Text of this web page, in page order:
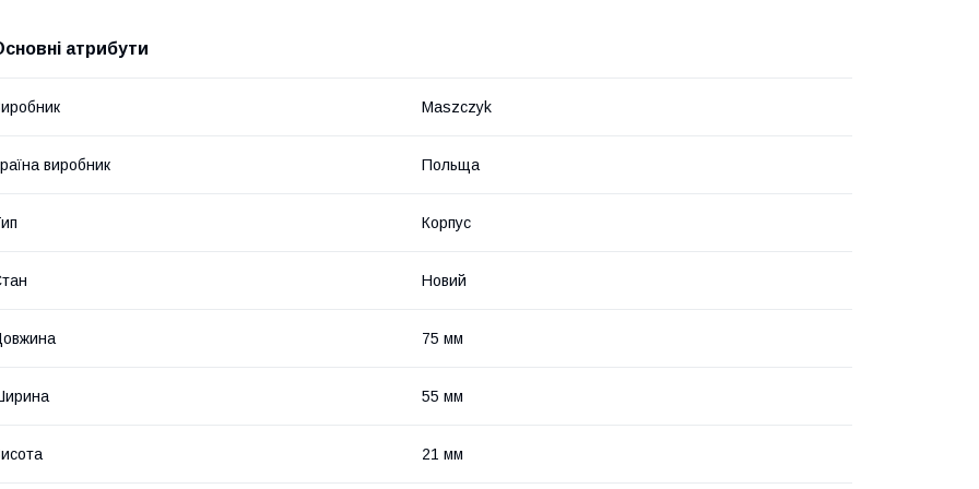
атрибути
Maszczyk
виробник Польща
Корпус
Новий
75 мм
55 мм
21 мм